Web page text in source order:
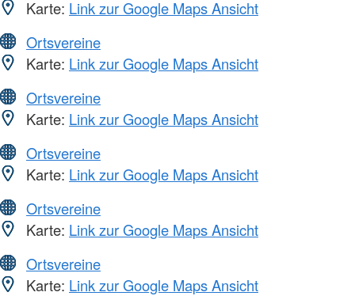
Karte: Link zur Google Maps Ansicht
Ortsvereine
Karte: Link zur Google Maps Ansicht
Ortsvereine
Karte: Link zur Google Maps Ansicht
Ortsvereine
Karte: Link zur Google Maps Ansicht
Ortsvereine
Karte: Link zur Google Maps Ansicht
Ortsvereine
Karte: Link zur Google Maps Ansicht